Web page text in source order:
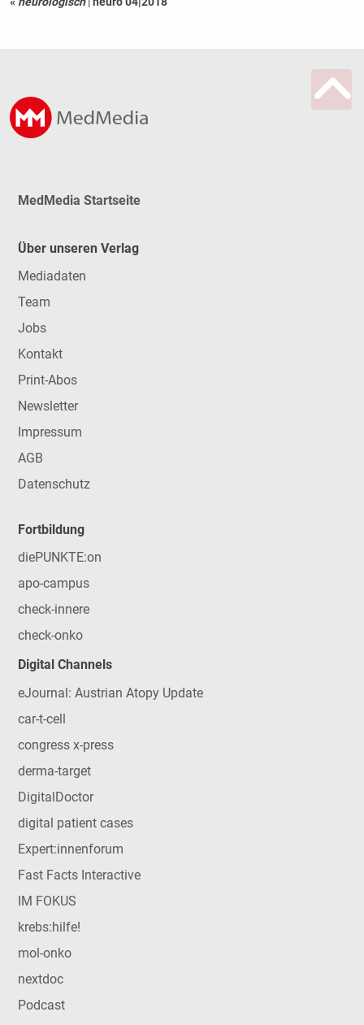
MedMedia Startseite
Über unseren Verlag
Mediadaten
Team
Jobs
Kontakt
Print-Abos
Newsletter
Impressum
AGB
Datenschutz
Fortbildung
diePUNKTE:on
apo-campus
check-innere
check-onko
Digital Channels
eJournal: Austrian Atopy Update
car-t-cell
congress x-press
derma-target
DigitalDoctor
digital patient cases
Expert:innenforum
Fast Facts Interactive
IM FOKUS
krebs:hilfe!
mol-onko
nextdoc
Podcast